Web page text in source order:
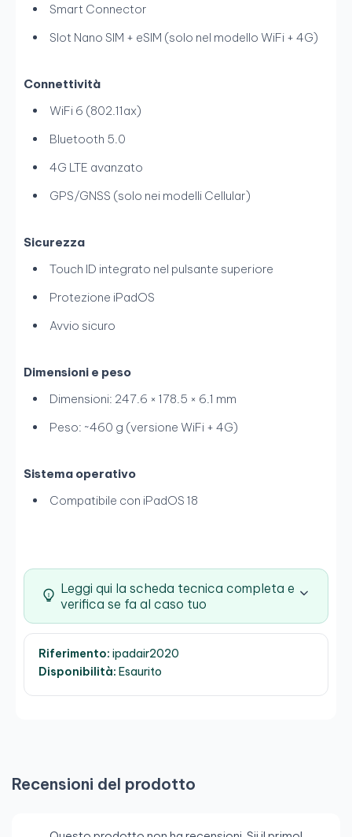
Smart Connector
Slot Nano SIM + eSIM (solo nel modello WiFi + 4G)
Connettività
WiFi 6 (802.11ax)
Bluetooth 5.0
4G LTE avanzato
GPS/GNSS (solo nei modelli Cellular)
Sicurezza
Touch ID integrato nel pulsante superiore
Protezione iPadOS
Avvio sicuro
Dimensioni e peso
Dimensioni: 247.6 × 178.5 × 6.1 mm
Peso: ~460 g (versione WiFi + 4G)
Sistema operativo
Compatibile con iPadOS 18
Leggi qui la scheda tecnica completa e
verifica se fa al caso tuo
Riferimento: ipadair2020
Disponibilità: Esaurito
Recensioni del prodotto